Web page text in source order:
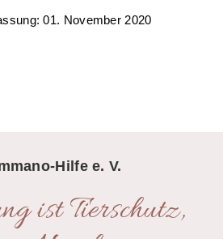
01. November 2020
Hilfe e. V.
ist Tierschutz,